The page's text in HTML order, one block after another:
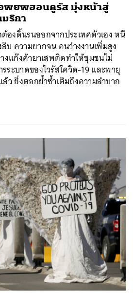
อพยพฮอนดูรัส มุ่งหน้าสู่
มริกา
องดิ้นรนออกจากประเทศตัวเอง หนี
บ ความยากจน คนว่างงานเพิ่มสูง
งแก๊งค้ายาเสพติดทำให้ชุมชนไม่
ะบาดของไวรัสโควิด-19 และพายุ
ว ยิ่งตอกย้ำซ้ำเติมถึงความลำบาก